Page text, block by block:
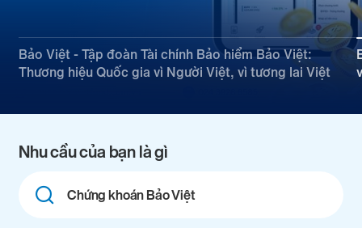
Bảo Việt - Tập đoàn Tài chính Bảo hiểm Bảo Việt:
Thương hiệu Quốc gia vì Người Việt, vì tương lai Việt
Nhu cầu của bạn là gì
fields